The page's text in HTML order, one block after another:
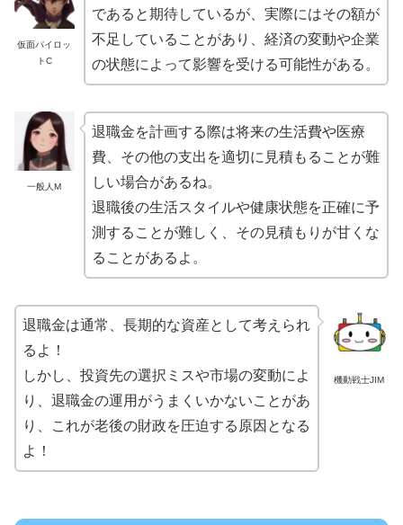
仮面パイロッ
トC
であると期待しているが、実際にはその額が
不足していることがあり、経済の変動や企業
の状態によって影響を受ける可能性がある。
一般人M
退職金を計画する際は将来の生活費や医療
費、その他の支出を適切に見積もることが難
しい場合があるね。
退職後の生活スタイルや健康状態を正確に予
測することが難しく、その見積もりが甘くな
ることがあるよ。
機動戦士JIM
退職金は通常、長期的な資産として考えられ
るよ！
しかし、投資先の選択ミスや市場の変動によ
り、退職金の運用がうまくいかないことがあ
り、これが老後の財政を圧迫する原因となる
よ！